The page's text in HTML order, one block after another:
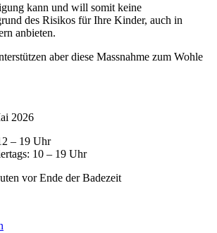
kann und will somit keine
des Risikos für Ihre Kinder, auch in
anbieten.
aber diese Massnahme zum Wohle
2026
– 19 Uhr
10 – 19 Uhr
vor Ende der Badezeit